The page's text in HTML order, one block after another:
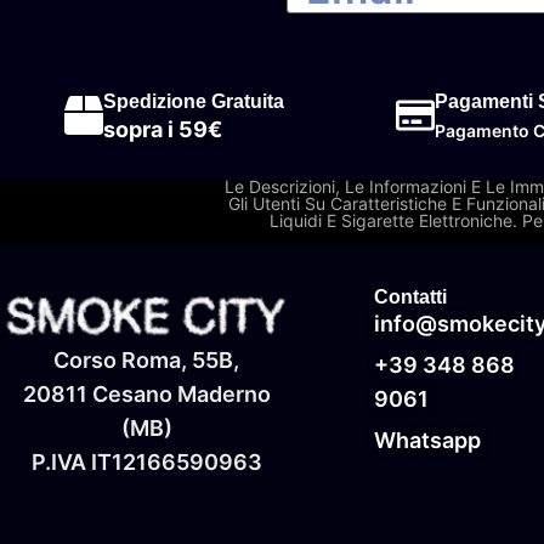
Spedizione Gratuita
sopra i 59€
Pagamenti
Pagamento
Le Descrizioni, Le Informazioni E Le
Gli Utenti Su Caratteristiche E
Liquidi E Sigarette Elettroniche.
Corso Roma, 55B,
20811 Cesano Maderno
(MB)
P.IVA IT‭12166590963‬
Contatti
+39 348 868
9061
Whatsapp